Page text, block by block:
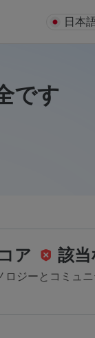
日本
です
ア 該当
ジーとコミュ